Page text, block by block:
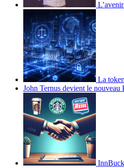
La
John Ternus devient le nouveau